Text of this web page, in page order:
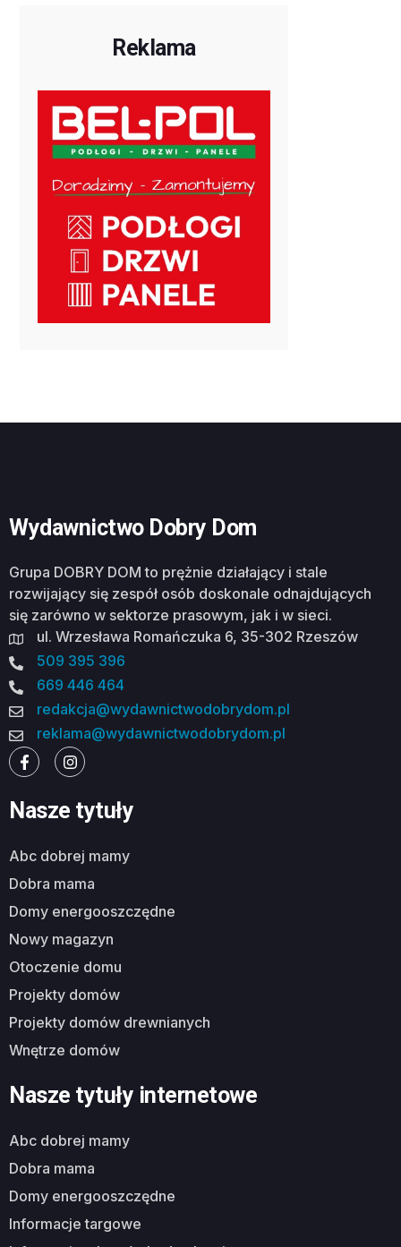
Reklama
Wydawnictwo Dobry Dom
Grupa DOBRY DOM to prężnie działający i stale
rozwijający się zespół osób doskonale odnajdujących
się zarówno w sektorze prasowym, jak i w sieci.
ul. Wrzesława Romańczuka 6, 35-302 Rzeszów
509 395 396
669 446 464
redakcja@wydawnictwodobrydom.pl
reklama@wydawnictwodobrydom.pl
Nasze tytuły
abc dobrej mamy
dobra mama
domy energooszczędne
nowy magazyn
otoczenie domu
projekty domów
projekty domów drewnianych
wnętrze domów
Nasze tytuły internetowe
abc dobrej mamy
dobra mama
domy energooszczędne
informacje targowe